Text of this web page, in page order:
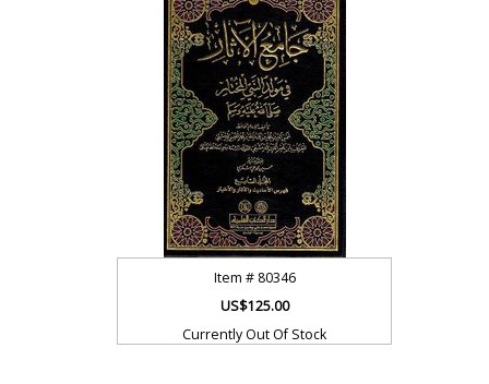
Item # 80346
US$125.00
Currently Out Of Stock